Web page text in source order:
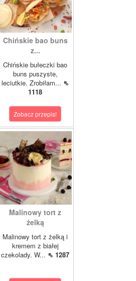
Chińskie bao buns
z...
Chińskie bułeczki bao
buns puszyste,
leciutkie. Zrobiłam... ⇖
1118
Zobacz przepis!
Malinowy tort z
żelką
Malinowy tort z żelką i
kremem z białej
czekolady. W... ⇖ 1287